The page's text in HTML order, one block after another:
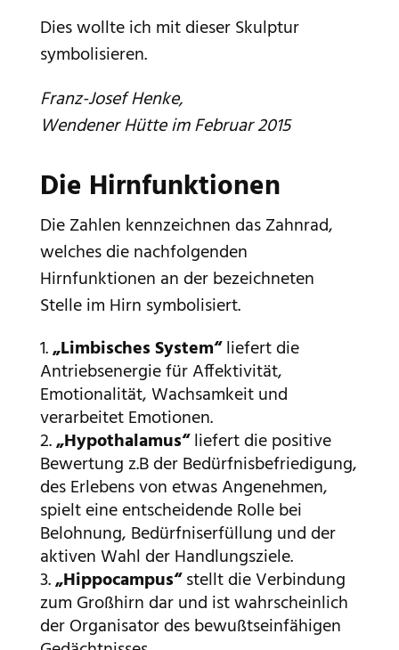
Dies wollte ich mit dieser Skulptur
symbolisieren.
Franz-Josef Henke,
Wendener Hütte im Februar 2015
Die Hirnfunktionen
Die Zahlen kennzeichnen das Zahnrad,
welches die nachfolgenden
Hirnfunktionen an der bezeichneten
Stelle im Hirn symbolisiert.
„Limbisches System“liefert die
Antriebsenergie für Affektivität,
Emotionalität, Wachsamkeit und
verarbeitet Emotionen.
„Hypothalamus“liefert die positive
Bewertung z.B der Bedürfnisbefriedigung,
des Erlebens von etwas Angenehmen,
spielt eine entscheidende Rolle bei
Belohnung, Bedürfniserfüllung und der
aktiven Wahl der Handlungsziele.
„Hippocampus“stellt die Verbindung
zum Großhirn dar und ist wahrscheinlich
der Organisator des bewußtseinfähigen